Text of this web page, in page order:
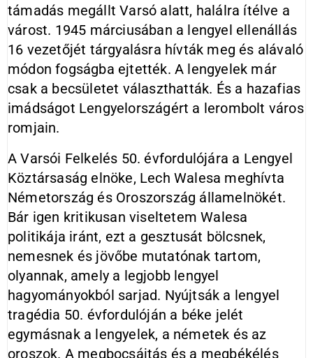
támadás megállt Varsó alatt, halálra ítélve a
várost. 1945 márciusában a lengyel ellenállás
16 vezetőjét tárgyalásra hívták meg és alávaló
módon fogságba ejtették. A lengyelek már
csak a becsületet választhatták. És a hazafias
imádságot Lengyelországért a lerombolt város
romjain.
A Varsói Felkelés 50. évfordulójára a Lengyel
Köztársaság elnöke, Lech Walesa meghívta
Németország és Oroszország államelnökét.
Bár igen kritikusan viseltetem Walesa
politikája iránt, ezt a gesztusát bölcsnek,
nemesnek és jövőbe mutatónak tartom,
olyannak, amely a legjobb lengyel
hagyományokból sarjad. Nyújtsák a lengyel
tragédia 50. évfordulóján a béke jelét
egymásnak a lengyelek, a németek és az
oroszok. A megbocsájtás és a megbékélés